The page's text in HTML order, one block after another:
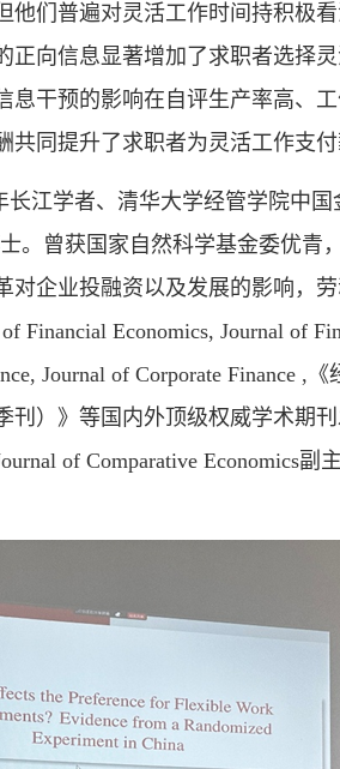
他们普遍对灵活工作时间持积极
向信息显著增加了求职者选择
干预的影响在自评生产率高、
同提升了求职者为灵活工作支付
江学者、清华大学经管学院中
。曾获国家自然科学基金委优青
企业投融资以及发展的影响，
Financial Economics, Journal of
Journal of Corporate Finance ,
刊）》等国内外顶级权威学术期
of Comparative Economics副